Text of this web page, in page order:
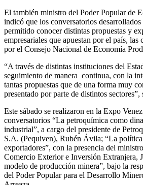
El también ministro del Poder Popular de
indicó que los conversatorios
permitido conocer distintas propuestas y
empresariales que apuestan por el país, las
por el Consejo Nacional de Economía
“A través de distintas instituciones del
seguimiento de manera continua, con la
tantas propuestas que de una forma muy
presentado por parte de distintos sectores”,
Este sábado se realizaron en la Expo
conversatorios “La petroquímica como
industrial”, a cargo del presidente de
S.A. (Pequiven), Rubén Ávila; “La
exportadores”, con la presencia del
Comercio Exterior e Inversión Extranjera,
modelo de producción minera”, bajo la
del Poder Popular para el Desarrollo